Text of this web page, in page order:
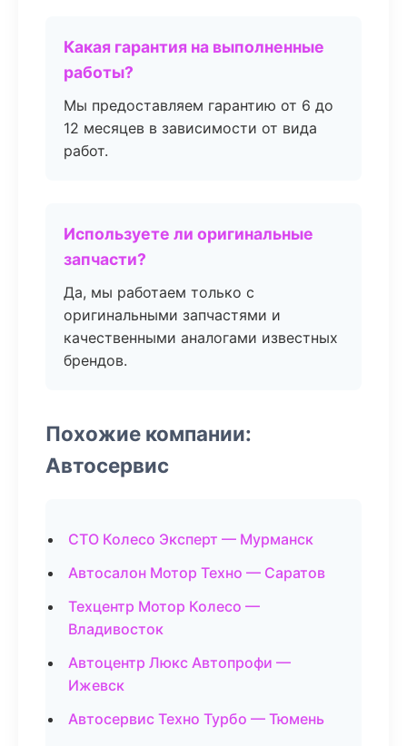
Какая гарантия на выполненные
работы?
Мы предоставляем гарантию от 6 до
12 месяцев в зависимости от вида
работ.
Используете ли оригинальные
запчасти?
Да, мы работаем только с
оригинальными запчастями и
качественными аналогами известных
брендов.
Похожие компании:
Автосервис
СТО Колесо Эксперт — Мурманск
Автосалон Мотор Техно — Саратов
Техцентр Мотор Колесо —
Владивосток
Автоцентр Люкс Автопрофи —
Ижевск
Автосервис Техно Турбо — Тюмень